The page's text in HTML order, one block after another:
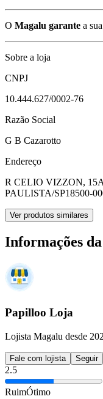
O Magalu garante a
Sobre a loja
CNPJ
10.444.627/0002-76
Razão Social
G B Cazarotto
Endereço
R CELIO VIZZON, 15
PAULISTA/SP18500-
Ver produtos similares
Informações
Papilloo Loja
Lojista Magalu desde
Fale com lojista Seguir
2.5
RuimÓtimo